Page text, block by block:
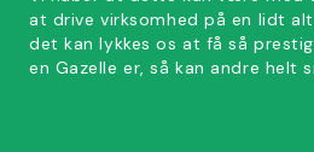
at drive virksomhed på en lidt
det kan lykkes os at få så
en Gazelle er, så kan andre helt